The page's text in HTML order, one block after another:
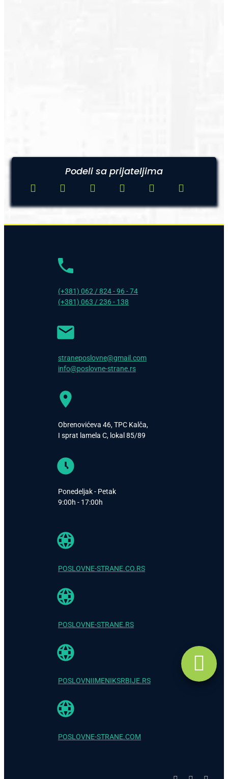
Podeli sa prijateljima
(+381) 062 / 824 - 96 - 74
(+381) 063 / 236 - 138
straneposlovne@gmail.com
info@poslovne-strane.rs
Obrenovićeva 46, TPC Kalča,
I sprat lamela C, lokal 85/89
Ponedeljak - Petak
9:00h - 17:00h
POSLOVNE-STRANE.CO.RS
POSLOVNE-STRANE.RS
POSLOVNIIMENIKSRBIJE.RS
POSLOVNE-STRANE.COM